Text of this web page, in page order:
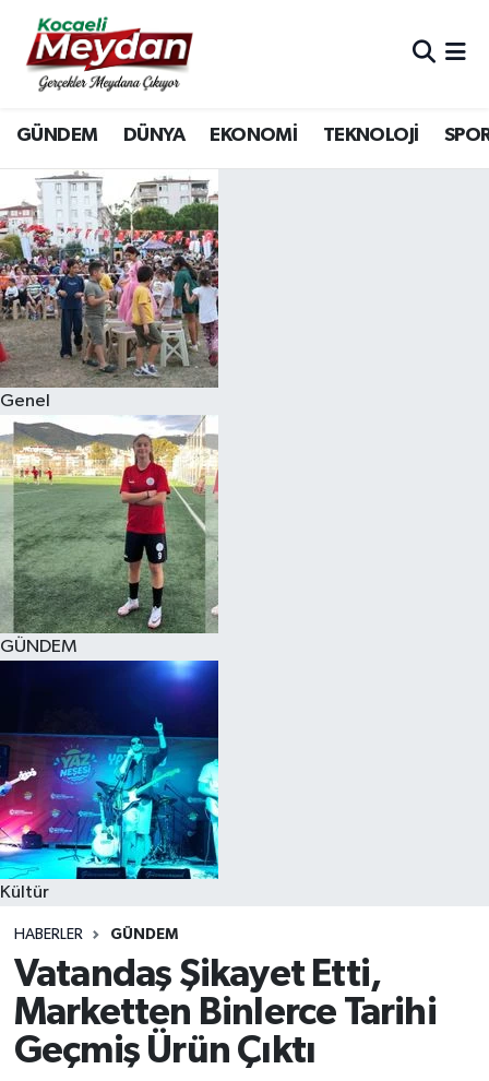
GÜNDEM DÜNYA EKONOMİ TEKNOLOJİ
Genel
GÜNDEM
Kültür
HABERLER GÜNDEM
Vatandaş Şikayet Etti,
Marketten Binlerce Tarihi
Geçmiş Ürün Çıktı
Nöbetçi Eczaneler
Hava Durumu
Trafik Durumu
Süper Lig Puan Durumu ve Fikstür
Tüm Manşetler
Son Dakika Haberleri
Haber Arşivi